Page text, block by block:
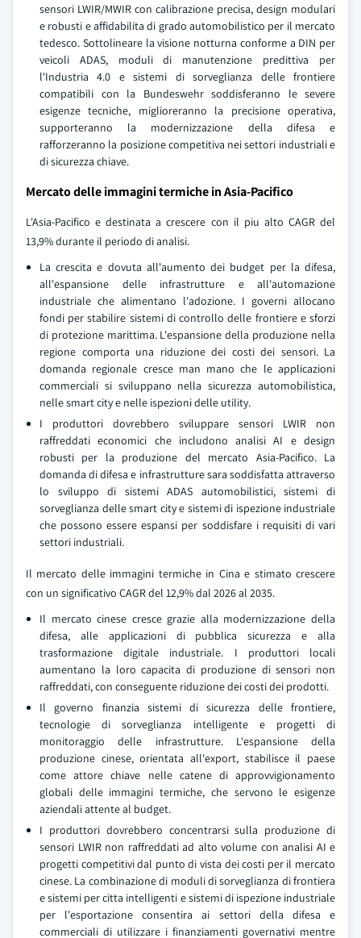
sensori LWIR/MWIR con calibrazione precisa, design modulari
e robusti e affidabilita di grado automobilistico per il mercato
tedesco. Sottolineare la visione notturna conforme a DIN per
veicoli ADAS, moduli di manutenzione predittiva per
l'Industria 4.0 e sistemi di sorveglianza delle frontiere
compatibili con la Bundeswehr soddisferanno le severe
esigenze tecniche, miglioreranno la precisione operativa,
supporteranno la modernizzazione della difesa e
rafforzeranno la posizione competitiva nei settori industriali e
di sicurezza chiave.
Mercato delle immagini termiche in Asia-Pacifico
L'Asia-Pacifico e destinata a crescere con il piu alto CAGR del
13,9% durante il periodo di analisi.
La crescita e dovuta all'aumento dei budget per la difesa,
all'espansione delle infrastrutture e all'automazione
industriale che alimentano l'adozione. I governi allocano
fondi per stabilire sistemi di controllo delle frontiere e sforzi
di protezione marittima. L'espansione della produzione nella
regione comporta una riduzione dei costi dei sensori. La
domanda regionale cresce man mano che le applicazioni
commerciali si sviluppano nella sicurezza automobilistica,
nelle smart city e nelle ispezioni delle utility.
I produttori dovrebbero sviluppare sensori LWIR non
raffreddati economici che includono analisi AI e design
robusti per la produzione del mercato Asia-Pacifico. La
domanda di difesa e infrastrutture sara soddisfatta attraverso
lo sviluppo di sistemi ADAS automobilistici, sistemi di
sorveglianza delle smart city e sistemi di ispezione industriale
che possono essere espansi per soddisfare i requisiti di vari
settori industriali.
Il mercato delle immagini termiche in Cina e stimato crescere
con un significativo CAGR del 12,9% dal 2026 al 2035.
Il mercato cinese cresce grazie alla modernizzazione della
difesa, alle applicazioni di pubblica sicurezza e alla
trasformazione digitale industriale. I produttori locali
aumentano la loro capacita di produzione di sensori non
raffreddati, con conseguente riduzione dei costi dei prodotti.
Il governo finanzia sistemi di sicurezza delle frontiere,
tecnologie di sorveglianza intelligente e progetti di
monitoraggio delle infrastrutture. L'espansione della
produzione cinese, orientata all'export, stabilisce il paese
come attore chiave nelle catene di approvvigionamento
globali delle immagini termiche, che servono le esigenze
aziendali attente al budget.
I produttori dovrebbero concentrarsi sulla produzione di
sensori LWIR non raffreddati ad alto volume con analisi AI e
progetti competitivi dal punto di vista dei costi per il mercato
cinese. La combinazione di moduli di sorveglianza di frontiera
e sistemi per citta intelligenti e sistemi di ispezione industriale
per l'esportazione consentira ai settori della difesa e
commerciali di utilizzare i finanziamenti governativi mentre